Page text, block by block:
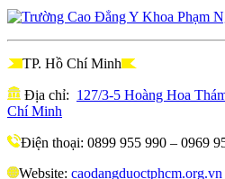
TP. Hồ Chí Minh
Địa chỉ: 127/3-5 Hoàng Hoa
Chí Minh
Điện thoại: 0899 955 990 – 0969
Website: caodangduoctphcm.org.vn